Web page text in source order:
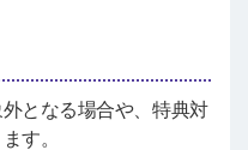
となる場合や、特典対
す。